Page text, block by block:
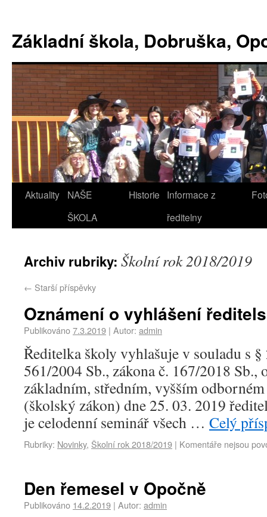
Základní škola, Dobruška,
Aktuality
NAŠE
ŠKOLA
Historie
Informace z
ředitelny
Archiv rubriky: Školní rok 2018/2019
← Starší příspěvky
Oznámení o vyhlášení
Publikováno7.3.2019 | Autor: admin
Ředitelka školy vyhlašuje v souladu s §
561/2004 Sb., zákona č. 167/2018 Sb.,
základním, středním, vyšším
(školský zákon) dne 25. 03. 2019
je celodenní seminář všech … Celý
Rubriky: Novinky, Školní rok 2018/2019 | Komentáře nejsou
Den řemesel v Opočně
Publikováno 14.2.2019 | Autor: admin